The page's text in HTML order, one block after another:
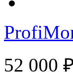
52 000